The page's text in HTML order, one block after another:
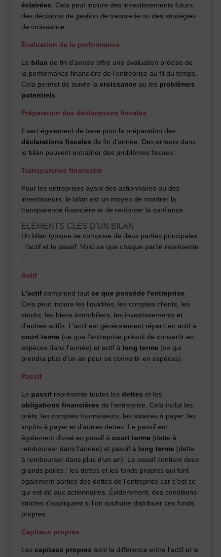
éclairées . Cela peut inclure des investissements futurs,
des décisions de gestion de trésorerie ou des stratégies
de croissance.
Évaluation de la performance
Le bilan de fin d'année offre une évaluation précise de
la performance financière de l'entreprise au fil du temps.
Cela permet de suivre la croissance ou les problèmes
potentiels
Préparation des déclarations fiscales
Il sert également de base pour la préparation des
déclarations fiscales de fin d'année. Des erreurs dans
le bilan peuvent entraîner des problèmes fiscaux.
Transparence financière
Pour les entreprises ayant des actionnaires ou des
investisseurs, le bilan est un moyen de montrer la
transparence financière et de renforcer la confiance.
ELÉMENTS CLÉS D'UN BILAN
Un bilan typique se compose de deux parties principales
: l'actif et le passif. Voici ce que chaque partie représente
:
Actif
L'actif comprend tout ce que possède l'entreprise
Cela peut inclure les liquidités, les comptes clients, les
stocks, les biens immobiliers, les investissements et
d'autres actifs. L'actif est généralement réparti en actif à
court terme (ce que l'entreprise prévoit de convertir en
espèces dans l'année) et actif à long terme (ce qui
prendra plus d'un an pour se convertir en espèces).
Passif
Le passif représente toutes les dettes et les
obligations financières de l'entreprise. Cela inclut les
prêts, les comptes fournisseurs, les salaires à payer, les
impôts à payer et d'autres dettes. Le passif est
également divisé en passif à court terme (dette à
rembourser dans l'année) et passif à long terme (dette
à rembourser dans plus d'un an). Le passif contient deux
grands points : les dettes et les fonds propres qui font
également parties des dettes de l'entreprise car c'est ce
qui est dû aux actionnaires. Évidemment, des conditions
strictes s'appliquent si l’on souhaite distribuer ces fonds
propres.
Capitaux propres
Les capitaux propres sont la différence entre l'actif et le